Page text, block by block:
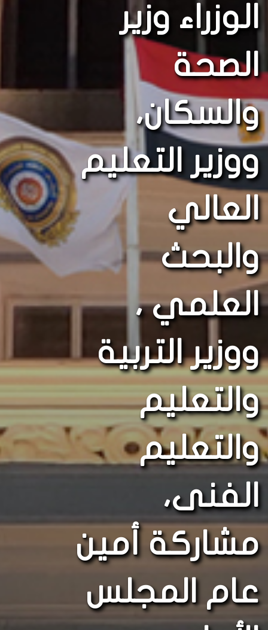
الوزراء وزير
الصحة
والسكان،
ووزير التعليم
العالي
والبحث
العلمي ،
ووزير التربية
والتعليم
والتعليم
الفنى،
مشاركة أمين
عام المجلس